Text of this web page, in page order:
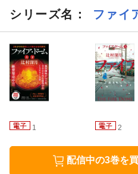
シリーズ名： ファイ
1 2
配信中の3巻を